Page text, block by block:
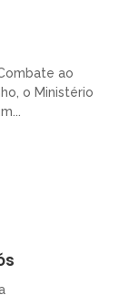
ao
o Ministério